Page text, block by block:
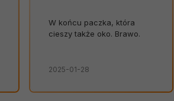
W końcu paczka, która
cieszy także oko. Brawo.
2025-01-28